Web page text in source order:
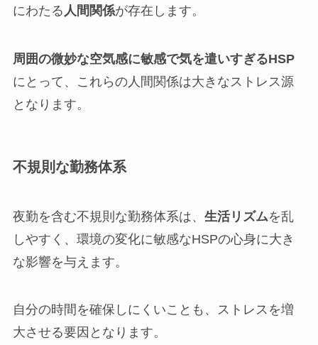
にわたる 人間関係が存在します。
周囲の微妙な空気感に敏感で気を遣いすぎるHSP
にとって、これらの人間関係は大きなストレス源
となります。
不規則な勤務体系
夜勤を含む不規則な勤務体系は、 生活リズムを乱
しやすく、環境の変化に敏感なHSPの心身に大き
な影響を与えます。
自分の時間を確保しにくいことも、ストレスを増
大させる要因となります。